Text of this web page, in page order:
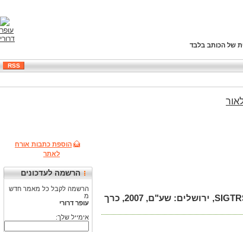
של הכותב בלבד
RSS
הוספת כתבות אורח
לאתר
הרשמה לעדכונים
הרשמה לקבל כל מאמר חדש
מ
עופר דרורי
אימייל שלך:
דרורי, עפר., מנועי אחזור טקסט בעברית - רשימת ספקים (גירסה 06.2006), בתוך: עלון קבוצת עניין אחזור טקסט - SIGTRS, ירושלים: שע"ם, 2007, כרך